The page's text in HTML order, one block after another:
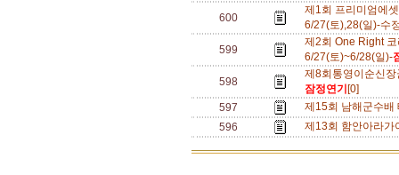
600
제1회 프리미엄에셋
6/27(토),28(일)-수
599
제2회 One Right
6/27(토)~6/28(일)-
598
제8회통영이순신
잠정연기 [0]
597
제15회 남해군수
596
제13회 함안아라